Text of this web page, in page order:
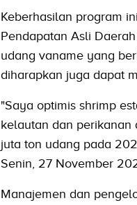
Keberhasilan program
Pendapatan Asli
udang vaname yang
diharapkan juga dapat
"Saya optimis shrimp
kelautan dan perikanan
juta ton udang pada
Senin, 27 November
Manajemen dan